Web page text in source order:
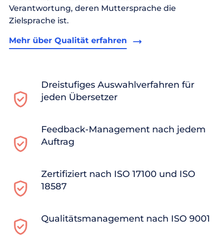
Verantwortung, deren Muttersprache die
Zielsprache ist.
Mehr über Qualität erfahren
Dreistufiges Auswahlverfahren für
jeden Übersetzer
Feedback-Management nach jedem
Auftrag
Zertifiziert nach ISO 17100 und ISO
18587
Qualitätsmanagement nach ISO 9001